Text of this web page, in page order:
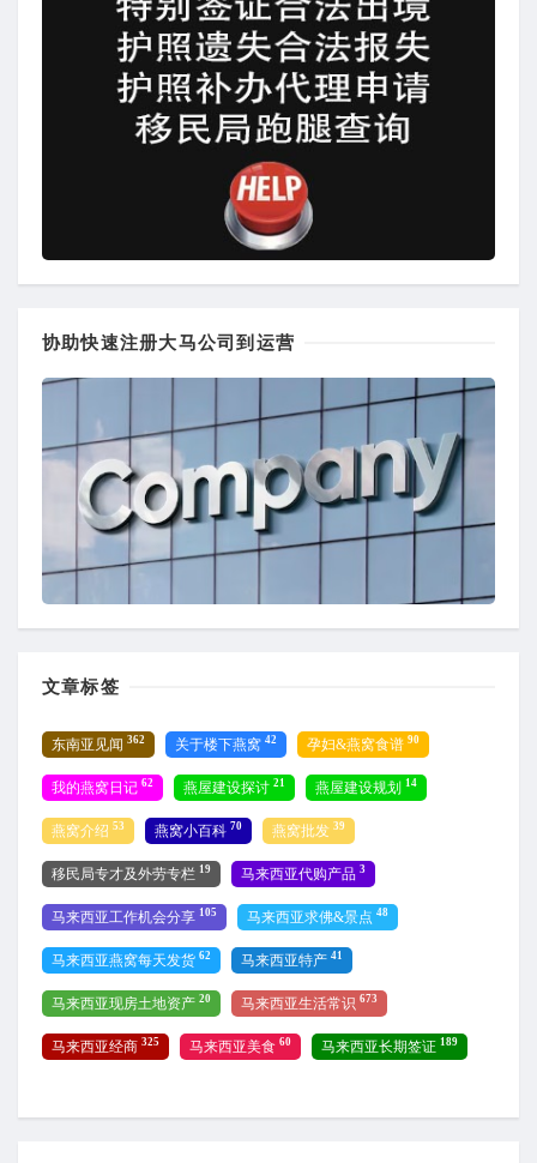
协助快速注册大马公司到运营
文章标签
东南亚见闻 362 关于楼下燕窝 42 孕妇&燕窝食谱 90
我的燕窝日记 62 燕屋建设探讨 21 燕屋建设规划 14
燕窝介绍 53 燕窝小百科 70 燕窝批发 39
移民局专才及外劳专栏 19 马来西亚代购产品 3
马来西亚工作机会分享 105 马来西亚求佛&景点 48
马来西亚燕窝每天发货 62 马来西亚特产 41
马来西亚现房土地资产 20 马来西亚生活常识 673
马来西亚经商 325 马来西亚美食 60 马来西亚长期签证 189